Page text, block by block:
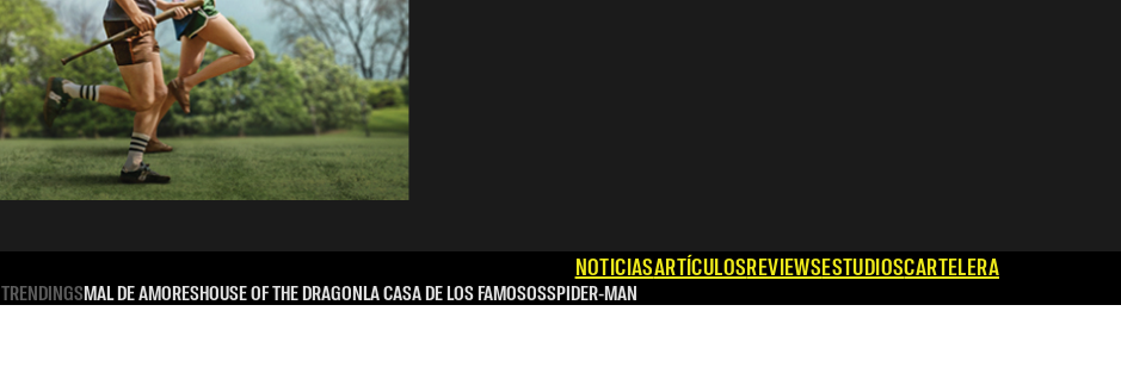
NOTICIASARTÍCULOSREVIEWSESTUDIOSCARTELERA
TRENDINGSMAL DE AMORESHOUSE OF THE DRAGONLA CASA DE LOS FAMOSOSSPIDER-MAN